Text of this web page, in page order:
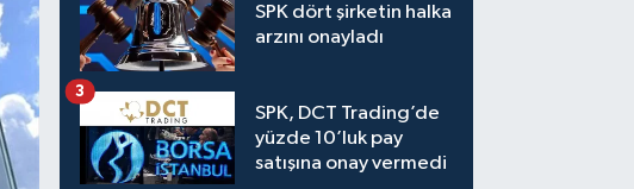
SPK dört şirketin halka
arzını onayladı
SPK, DCT Trading’de
yüzde 10’luk pay
satışına onay vermedi
3